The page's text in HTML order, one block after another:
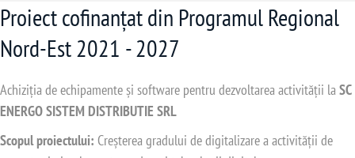
Proiect cofinanțat din Programul Regional
Nord-Est 2021 - 2027
Achiziția de echipamente și software pentru dezvoltarea activității laSC
ENERGO SISTEM DISTRIBUTIE SRL
Scopul proiectului: Creșterea gradului de digitalizare a activității de